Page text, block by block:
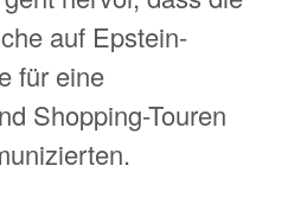
auf Epstein-
für eine
Shopping-Touren